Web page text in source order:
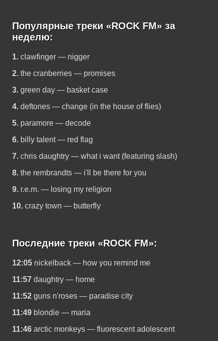
Популярные треки «ROCK FM» за
неделю:
1. clawfinger — nigger
2. the cranberries — promises
3. green day — basket case
4. deftones — change (in the house of flies)
5. paramore — decode
6. billy talent — red flag
7. chris daughtry — what i want (featuring slash)
8. the rembrandts — i'll be there for you
9. r.e.m. — losing my religion
10. crazy town — butterfly
Последние треки «ROCK FM»:
12:05 nickelback — how you remind me
11:57 daughtry — home
11:52 guns n'roses — paradise city
11:49 blondie — maria
11:46 arctic monkeys — fluorescent adolescent